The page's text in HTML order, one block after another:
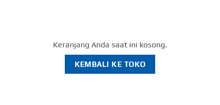
Keranjang Anda saat ini kosong.
KEMBALI KE TOKO